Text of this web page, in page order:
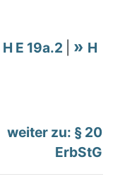
H E 19a.2
H
weiter zu: § 20
ErbStG